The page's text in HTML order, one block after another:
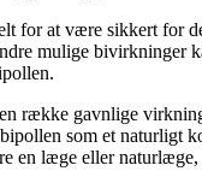
for at være sikkert for
mulige bivirkninger
række gavnlige
som et
en læge eller